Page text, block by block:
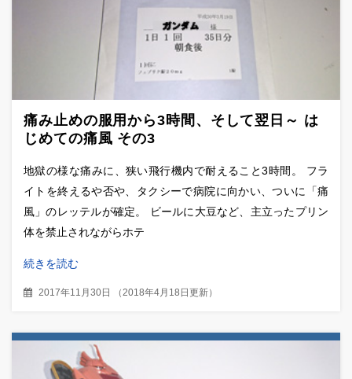
痛み止めの服用から3時間、そして翌日～ は
じめての痛風 その3
地獄の様な痛みに、狭い飛行機内で耐えること3時間。 フラ
イトを終えるや否や、タクシーで病院に向かい、ついに「痛
風」のレッテルが確定。 ビールに大豆など、主立ったプリン
体を禁止されながらホテ
続きを読む
2017年11月30日 （2018年4月18日更新）